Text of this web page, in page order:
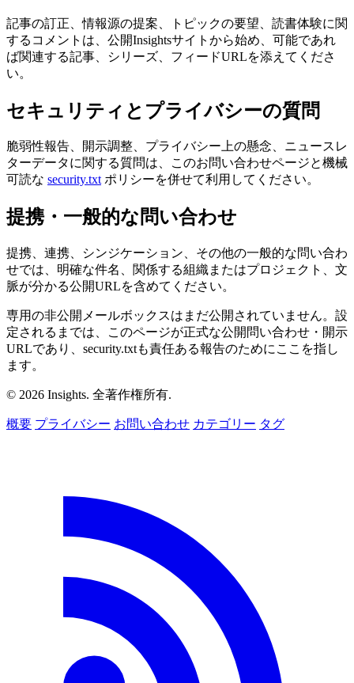
記事の訂正、情報源の提案、トピックの要望、読書体験に関
するコメントは、公開Insightsサイトから始め、可能であれ
ば関連する記事、シリーズ、フィードURLを添えてくださ
い。
セキュリティとプライバシーの質問
脆弱性報告、開示調整、プライバシー上の懸念、ニュースレ
ターデータに関する質問は、このお問い合わせページと機械
可読な security.txtポリシーを併せて利用してください。
提携・一般的な問い合わせ
提携、連携、シンジケーション、その他の一般的な問い合わ
せでは、明確な件名、関係する組織またはプロジェクト、文
脈が分かる公開URLを含めてください。
専用の非公開メールボックスはまだ公開されていません。設
定されるまでは、このページが正式な公開問い合わせ・開示
URLであり、security.txtも責任ある報告のためにここを指し
ます。
© 2026 Insights. 全著作権所有.
概要 プライバシー お問い合わせ カテゴリー タグ